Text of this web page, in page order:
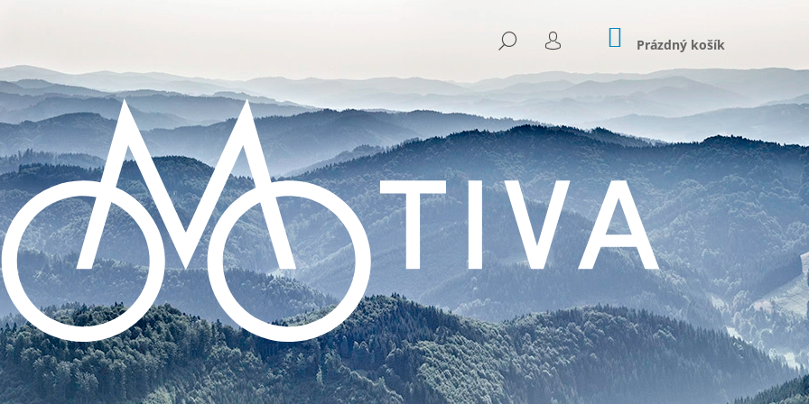
HLEDAT
PŘIHLÁŠENÍ
NÁKUPNÍ
KOŠÍK
Prázdný košík
CO POTŘEBUJETE NAJÍT?
HLEDAT
DOPORUČUJEME
BLIKAČKA KNOG PLUS REAR -